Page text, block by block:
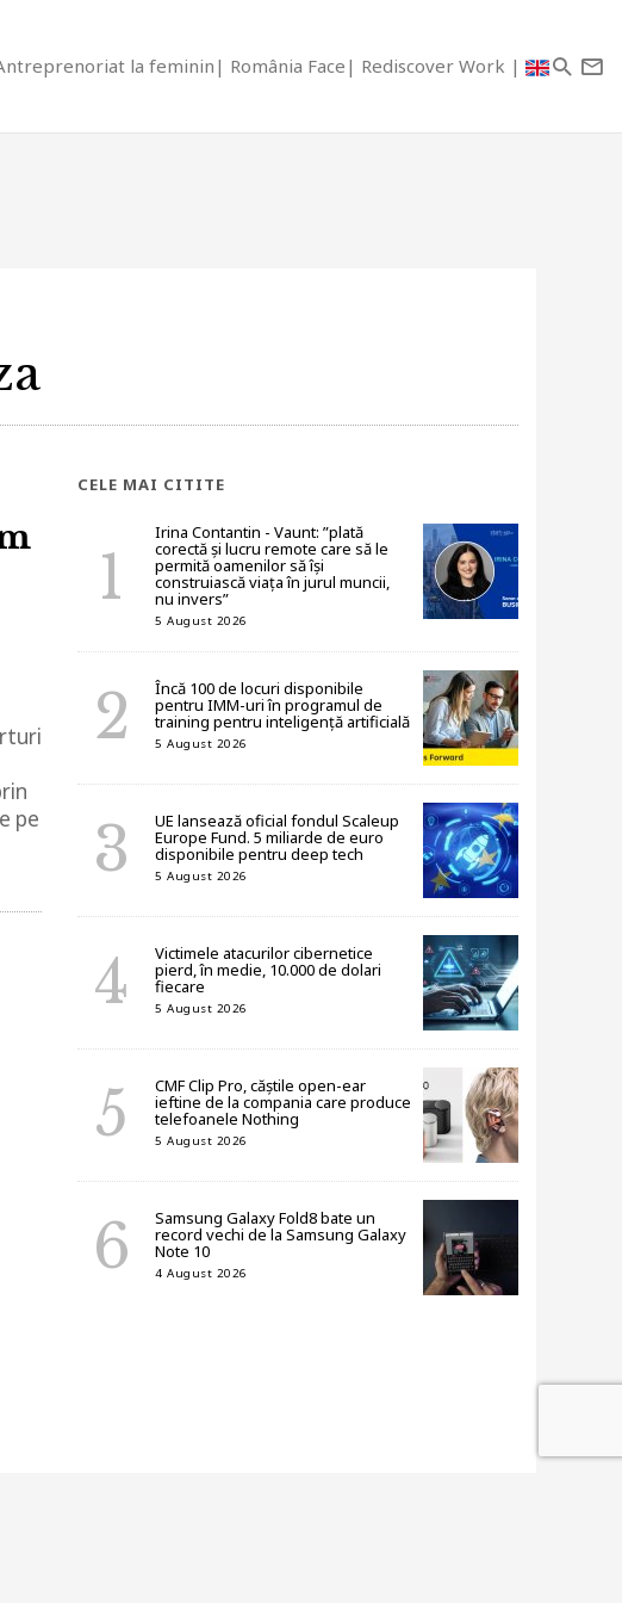
la feminin România Face Rediscover Work
pe
CELE MAI CITITE
Irina Contantin - Vaunt: ”plată
corectă și lucru remote care să le
permită oamenilor să își
construiască viața în jurul muncii,
nu invers”
5 August 2026
Încă 100 de locuri disponibile
pentru IMM-uri în programul de
training pentru inteligență artificială
5 August 2026
UE lansează oficial fondul Scaleup
Europe Fund. 5 miliarde de euro
disponibile pentru deep tech
5 August 2026
Victimele atacurilor cibernetice
pierd, în medie, 10.000 de dolari
fiecare
5 August 2026
CMF Clip Pro, căștile open-ear
ieftine de la compania care produce
telefoanele Nothing
5 August 2026
Samsung Galaxy Fold8 bate un
record vechi de la Samsung Galaxy
Note 10
4 August 2026